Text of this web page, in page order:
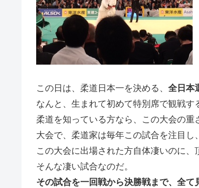
この日は、柔道日本一を決める、 全日本
なんと、生まれて初めて特別席で観戦す
柔道を知っている方なら、この大会の
大会で、柔道家は毎年この試合を注目し
この大会に出場された方自体凄いのに、
そんな凄い試合なのだ。
その試合を一回戦から決勝戦まで、全て